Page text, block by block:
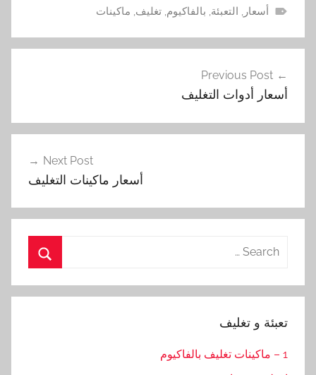
أسعار, التعبئة, بالفاكيوم,تغليف, ماكينات
المقالات
Previous Post
أسعار أدوات التغليف
Next Post
أسعار ماكينات التغليف
Search
تعبئة و تغليف
1 – ماكينات تغليف بالفاكيوم